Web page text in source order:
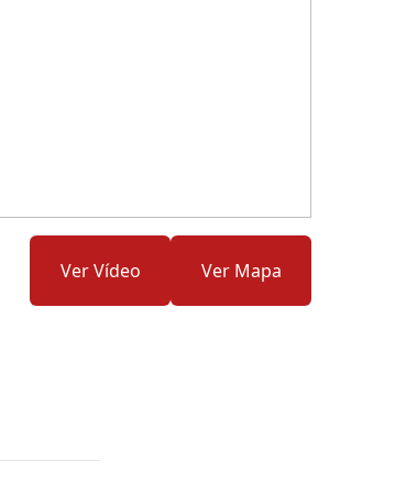
Ver Vídeo Ver Mapa